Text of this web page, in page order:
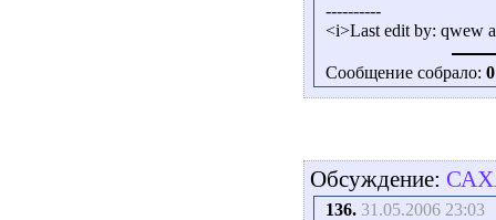
----------
<i>Last edit by: qwew
Сообщение собрало: 0
Обсуждение:
136. 31.05.2006 23:03